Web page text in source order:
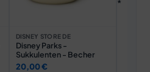
DISNEY STORE DE
Disney Parks -
Sukkulenten - Becher
20,00 €